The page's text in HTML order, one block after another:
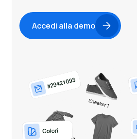
Accedi alla demo